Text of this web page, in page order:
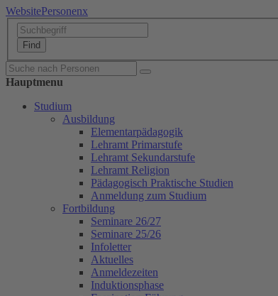
WebsitePersonenx
Hauptmenu
Studium
Ausbildung
Elementarpädagogik
Lehramt Primarstufe
Lehramt Sekundarstufe
Lehramt Religion
Pädagogisch Praktische Studien
Anmeldung zum Studium
Fortbildung
Seminare 26/27
Seminare 25/26
Infoletter
Aktuelles
Anmeldezeiten
Induktionsphase